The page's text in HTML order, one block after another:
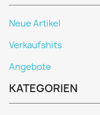
Neue Artikel
Verkaufshits
Angebote
KATEGORIEN